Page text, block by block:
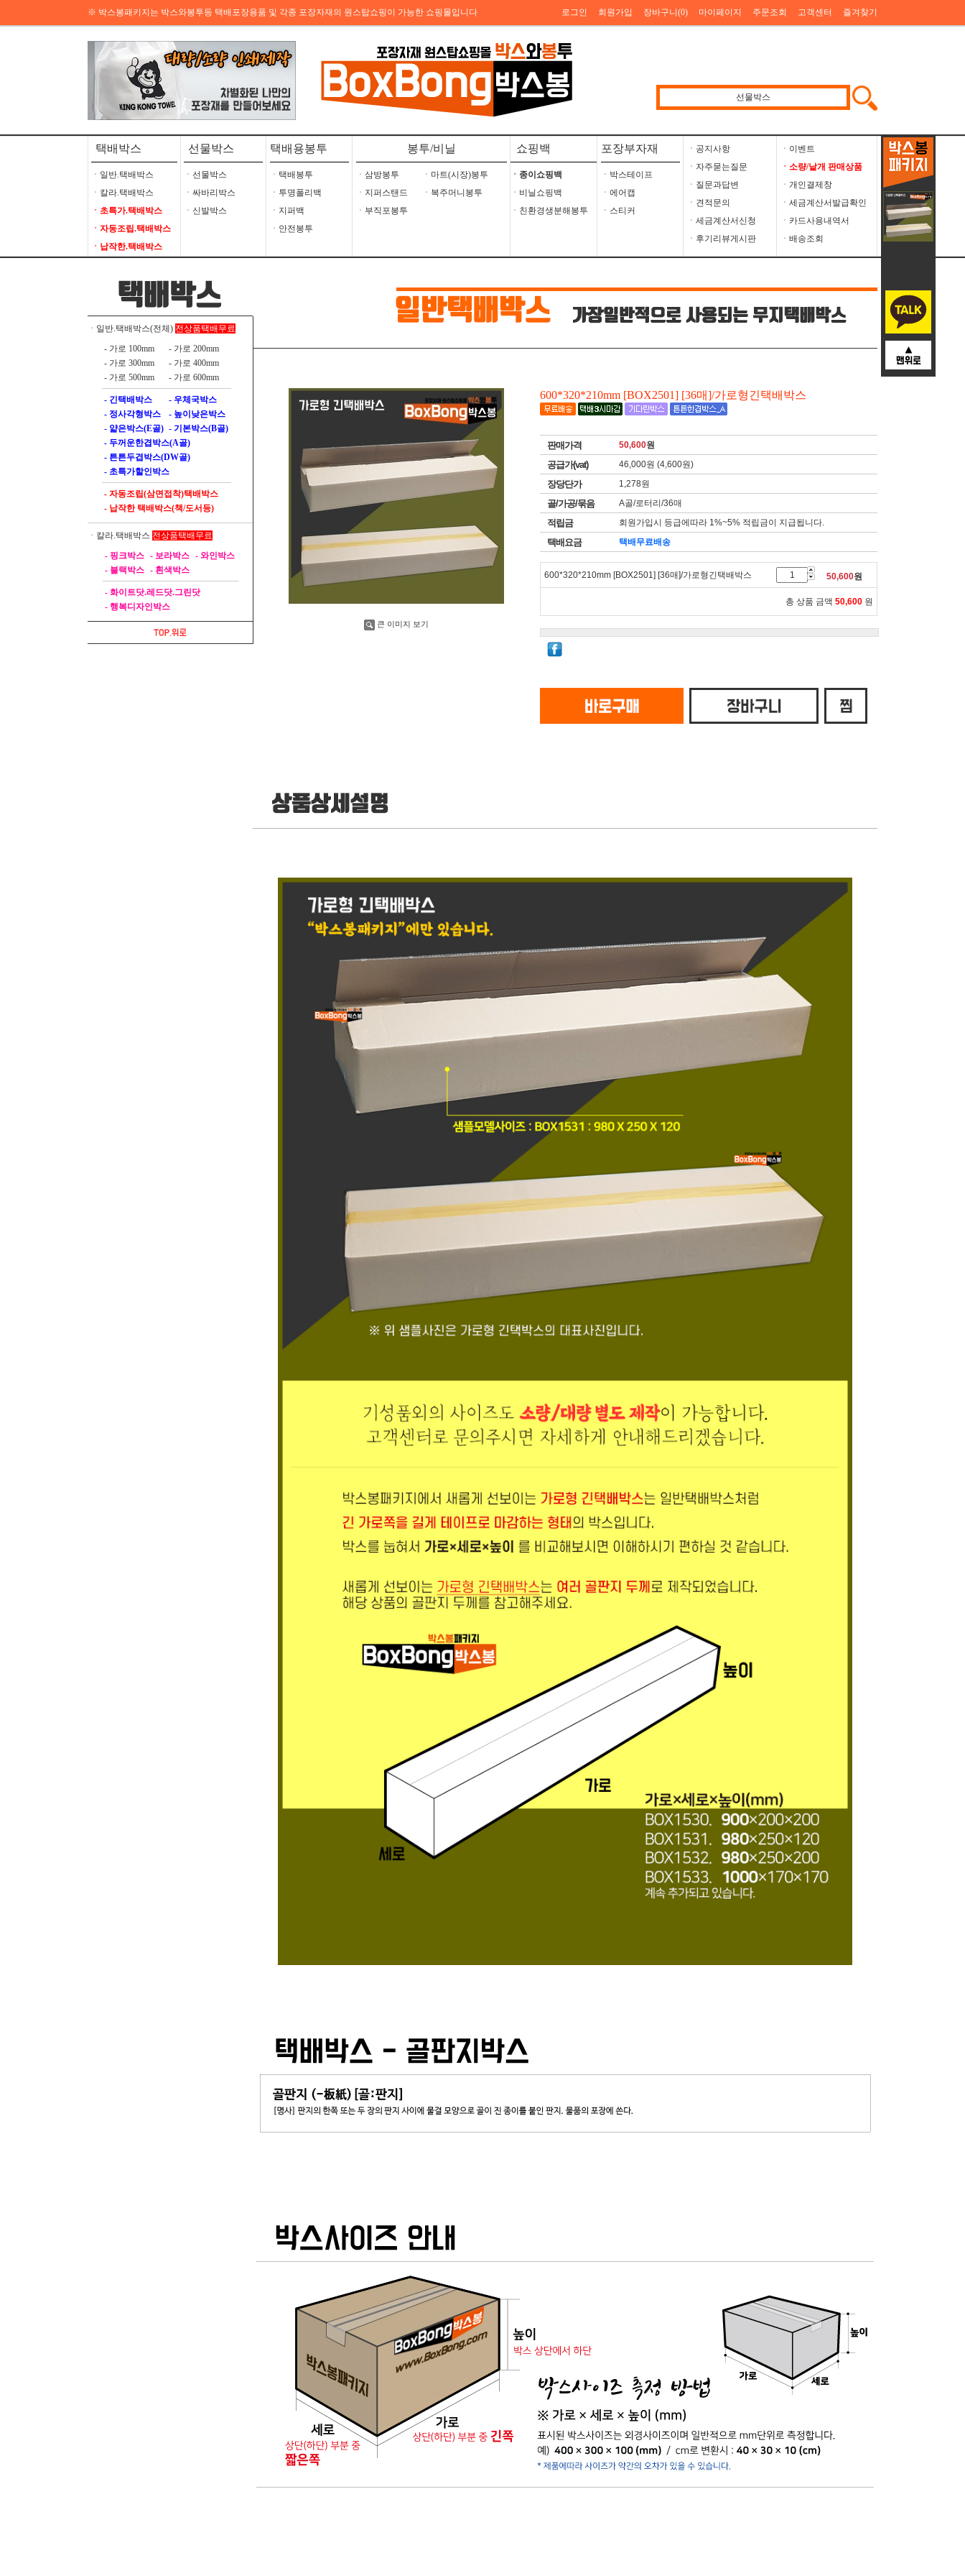
※ 박스봉패키지는 박스와봉투등 택배포장용품 및 각종 포장자재의 원스탑쇼핑이 가능한 쇼핑몰입니다 로그인 회원가입 장바구니(0) 마이페이지 주문조회 고객센터 즐겨찾기
택배박스
ㆍ일반.택배박스
ㆍ칼라.택배박스
ㆍ초특가.택배박스
ㆍ자동조립.택배박스
ㆍ납작한.택배박스
선물박스
ㆍ선물박스
ㆍ싸바리박스
ㆍ신발박스
택배용봉투
ㆍ택배봉투
ㆍ투명폴리백
ㆍ지퍼백
ㆍ안전봉투
봉투/비닐
ㆍ삼방봉투
ㆍ마트(시장)봉투
ㆍ지퍼스탠드
ㆍ복주머니봉투
ㆍ부직포봉투
쇼핑백
ㆍ종이쇼핑백
ㆍ비닐쇼핑백
ㆍ친환경생분해봉투
포장부자재
ㆍ박스테이프
ㆍ에어캡
ㆍ스티커
ㆍ공지사항
ㆍ자주묻는질문
ㆍ질문과답변
ㆍ견적문의
ㆍ세금계산서신청
ㆍ후기리뷰게시판
ㆍ이벤트
ㆍ소량/낱개 판매상품
ㆍ개인결제창
ㆍ세금계산서발급확인
ㆍ카드사용내역서
ㆍ배송조회
ㆍ일반.택배박스(전체) 전상품택배무료
- 가로 100mm
- 가로 200mm
- 가로 300mm
- 가로 400mm
- 가로 500mm
- 가로 600mm
- 긴택배박스
- 우체국박스
- 정사각형박스
- 높이낮은박스
- 얇은박스(E골) - 기본박스(B골)
- 두꺼운한겹박스(A골)
- 튼튼두겹박스(DW골)
- 초특가할인박스
- 자동조립(삼면접착)택배박스
- 납작한 택배박스(책/도서등)
ㆍ칼라.택배박스 전상품택배무료
- 핑크박스 - 보라박스 - 와인박스
- 블랙박스 - 흰색박스
- 화이트닷.레드닷.그린닷
- 행복디자인박스
큰 이미지 보기
600*320*210mm [BOX2501] [36매]/가로형긴택배박스
판매가격 50,600원
공급가(vat) 46,000원 (4,600원)
장당단가 1,278원
골/가공/묶음 A골/로터리/36매
적립금 회원가입시 등급에따라 1%~5% 적립금이 지급됩니다.
택배요금 택배무료배송
600*320*210mm [BOX2501] [36매]/가로형긴택배박스 50,600원
총 상품 금액 50,600 원